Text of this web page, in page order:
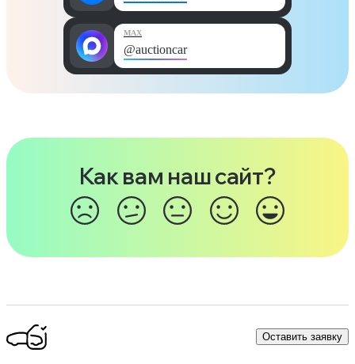
MAX
@auctioncar
Как вам наш сайт?
Оставить заявку